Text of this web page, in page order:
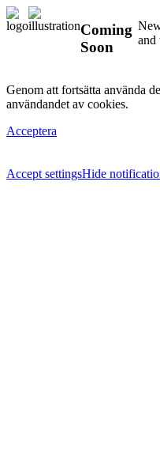
Coming
Soon
and
Genom att fortsätta använda
användandet av cookies.
Acceptera
Accept settingsHide